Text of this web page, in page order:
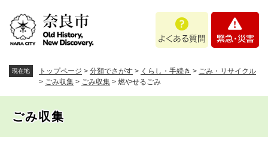
あ
問
・
現在地 トップページ > 分類でさがす > くらし・手続き > ごみ・リサイクル
> ごみ収集 > ごみ収集 > 燃やせるごみ
ごみ収集